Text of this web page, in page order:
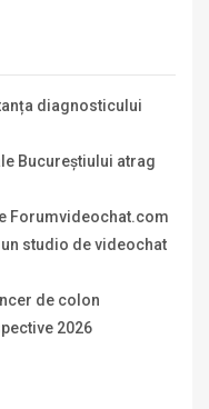
diagnosticului
Bucureștiului atrag
Forumvideochat.com
studio de videochat
de colon
2026